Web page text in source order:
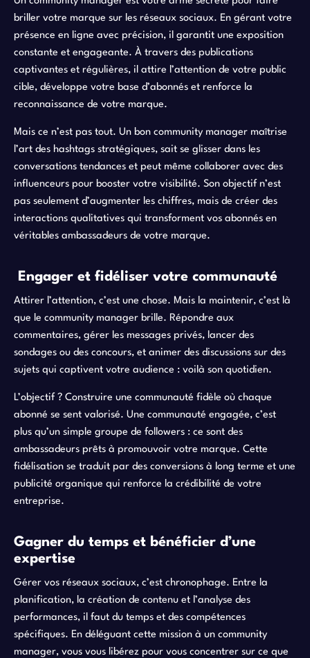
briller votre marque sur les réseaux sociaux. En gérant votre
présence en ligne avec précision, il garantit une exposition
constante et engageante. À travers des publications
captivantes et régulières, il attire l’attention de votre public
cible, développe votre base d’abonnés et renforce la
reconnaissance de votre marque.
Mais ce n’est pas tout. Un bon community manager maîtrise
l’art des hashtags stratégiques, sait se glisser dans les
conversations tendances et peut même collaborer avec des
influenceurs pour booster votre visibilité. Son objectif n’est
pas seulement d’augmenter les chiffres, mais de créer des
interactions qualitatives qui transforment vos abonnés en
véritables ambassadeurs de votre marque.
Engager et fidéliser votre communauté
Attirer l’attention, c’est une chose. Mais la maintenir, c’est là
que le community manager brille. Répondre aux
commentaires, gérer les messages privés, lancer des
sondages ou des concours, et animer des discussions sur des
sujets qui captivent votre audience : voilà son quotidien.
L’objectif ? Construire une communauté fidèle où chaque
abonné se sent valorisé. Une communauté engagée, c’est
plus qu’un simple groupe de followers : ce sont des
ambassadeurs prêts à promouvoir votre marque. Cette
fidélisation se traduit par des conversions à long terme et une
publicité organique qui renforce la crédibilité de votre
entreprise.
Gagner du temps et bénéficier d’une
expertise
Gérer vos réseaux sociaux, c’est chronophage. Entre la
planification, la création de contenu et l’analyse des
performances, il faut du temps et des compétences
spécifiques. En déléguant cette mission à un community
manager, vous vous libérez pour vous concentrer sur ce que